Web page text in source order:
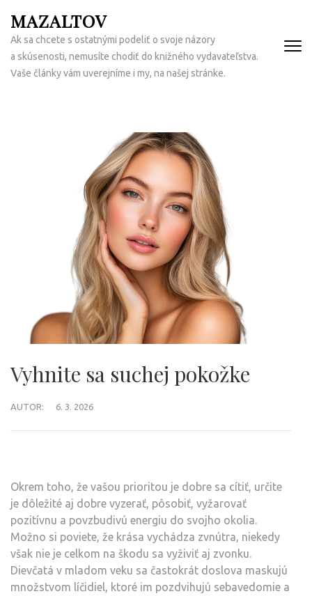
na
obsah
(Enter)
MAZALTOV
Ak sa chcete s ostatnými podeliť o svoje názory
a skúsenosti, nemusíte chodiť do knižného vydavateľstva.
Vaše články vám uverejníme i my, na našej stránke.
Vyhnite sa suchej pokožke
AUTOR: 6. 3. 2026
Okrem toho, že vašou prioritou je dobre sa cítiť, určite
je dôležité aj dobre vyzerať, pôsobiť, vyžarovať
pozitívnu a povzbudivú energiu do svojho okolia.
Možno si poviete, že krása vychádza zvnútra, niekedy
však nie je celkom na škodu sa vyživiť aj zvonku.
Dievčatá v mladom veku sa častokrát doslova maskujú
množstvom líčidiel, ktoré im pozdvihujú sebavedomie a